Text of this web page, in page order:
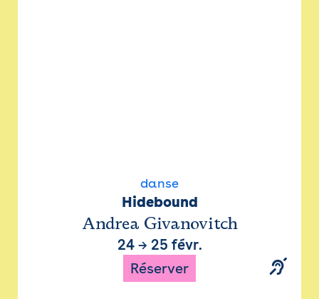
danse
Hidebound
Andrea Givanovitch
24→ 25 févr.
Réserver